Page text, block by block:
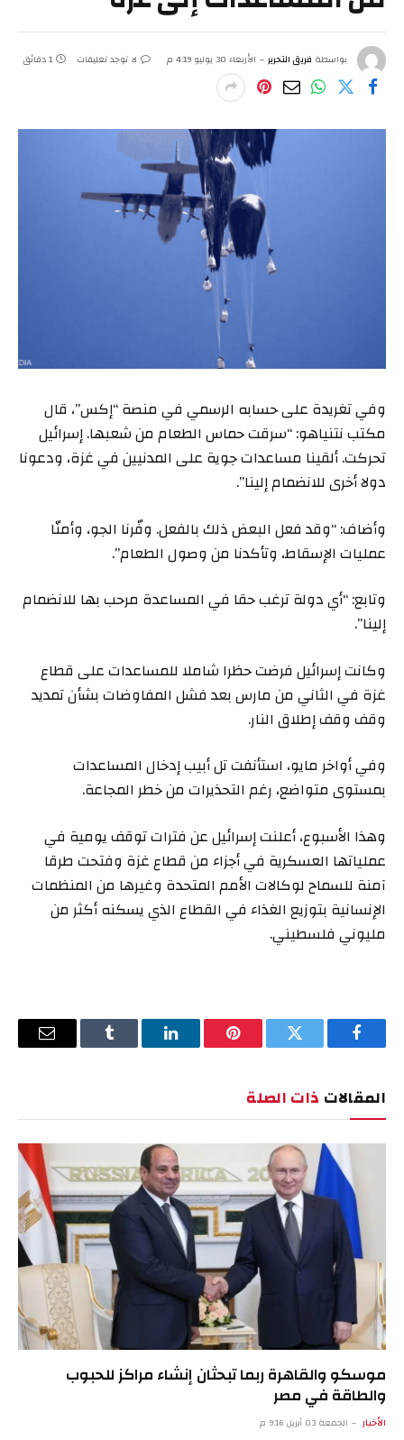
بواسطة فريق التحرير الأربعاء 30 يوليو 4:19 م لا توجد تعليقات 1 دقائق
وفي تغريدة على حسابه الرسمي في منصة “إكس”، قال
مكتب نتنياهو: “سرقت حماس الطعام من شعبها. إسرائيل
تحركت. ألقينا مساعدات جوية على المدنيين في غزة، ودعونا
دولا أخرى للانضمام إلينا”.
وأضاف: “وقد فعل البعض ذلك بالفعل. وفّرنا الجو، وأمنّا
عمليات الإسقاط، وتأكدنا من وصول الطعام”.
وتابع: “أي دولة ترغب حقا في المساعدة مرحب بها للانضمام
إلينا”.
وكانت إسرائيل فرضت حظرا شاملا للمساعدات على قطاع
غزة في الثاني من مارس بعد فشل المفاوضات بشأن تمديد
وقف وقف إطلاق النار.
وفي أواخر مايو، استأنفت تل أبيب إدخال المساعدات
بمستوى متواضع، رغم التحذيرات من خطر المجاعة.
وهذا الأسبوع، أعلنت إسرائيل عن فترات توقف يومية في
عملياتها العسكرية في أجزاء من قطاع غزة وفتحت طرقا
آمنة للسماح لوكالات الأمم المتحدة وغيرها من المنظمات
الإنسانية بتوزيع الغذاء في القطاع الذي يسكنه أكثر من
مليوني فلسطيني.
فيسبوك تويتر بينتيريستلينكدإن Tumblr
البريد
المقالات ذات الصلة
موسكو والقاهرة ربما تبحثان إنشاء مراكز للحبوب
والطاقة في مصر
الأخبار الجمعة 03 أبريل 9:16 م